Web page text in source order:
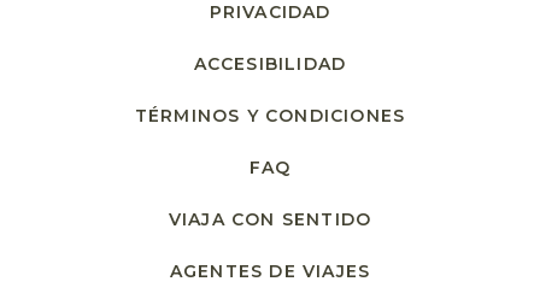
PRIVACIDAD
ACCESIBILIDAD
TÉRMINOS Y CONDICIONES
FAQ
VIAJA CON SENTIDO
AGENTES DE VIAJES